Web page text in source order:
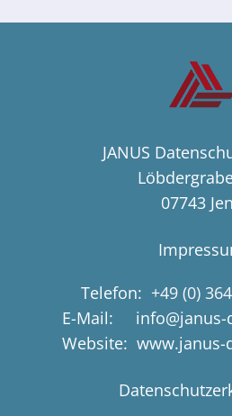
JANUS
07743
Telefon: +49 (0)
E-Mail: info@janus-
Website: www.janus-